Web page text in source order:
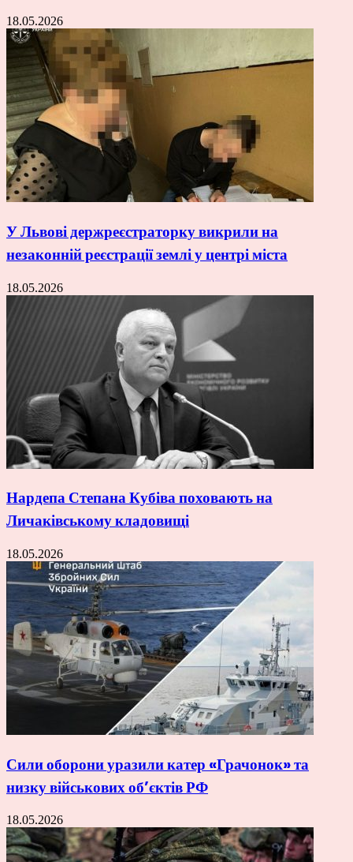
18.05.2026
У Львові держреєстраторку викрили на
незаконній реєстрації землі у центрі міста
18.05.2026
Нардепа Степана Кубіва поховають на
Личаківському кладовищі
18.05.2026
Сили оборони уразили катер «Грачонок» та
низку військових об’єктів РФ
18.05.2026